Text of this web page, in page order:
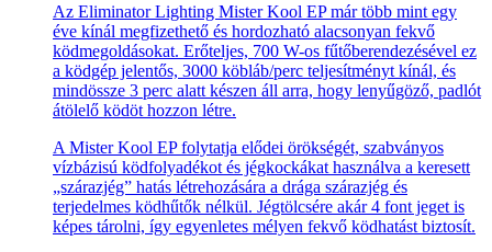
Az Eliminator Lighting Mister Kool EP már több mint egy
éve kínál megfizethető és hordozható alacsonyan fekvő
ködmegoldásokat. Erőteljes, 700 W-os fűtőberendezésével ez
a ködgép jelentős, 3000 köbláb/perc teljesítményt kínál, és
mindössze 3 perc alatt készen áll arra, hogy lenyűgöző, padlót
átölelő ködöt hozzon létre.
A Mister Kool EP folytatja elődei örökségét, szabványos
vízbázisú ködfolyadékot és jégkockákat használva a keresett
„szárazjég” hatás létrehozására a drága szárazjég és
terjedelmes ködhűtők nélkül. Jégtölcsére akár 4 font jeget is
képes tárolni, így egyenletes mélyen fekvő ködhatást biztosít.